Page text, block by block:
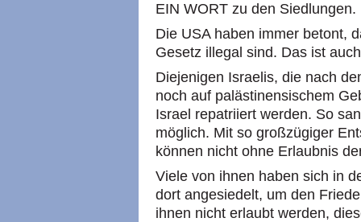
EIN WORT zu den Siedlungen.
Die USA haben immer betont,
Gesetz illegal sind. Das ist
Diejenigen Israelis, die nach
noch auf palästinensischem
Israel repatriiert werden. So
möglich. Mit so großzügiger
können nicht ohne Erlaubnis
Viele von ihnen haben sich in
dort angesiedelt, um den
ihnen nicht erlaubt werden,